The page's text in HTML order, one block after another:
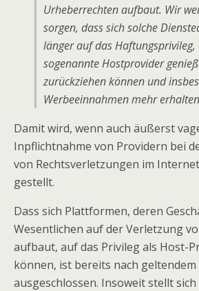
Urheberrechten aufbaut. Wir
sorgen, dass sich solche
länger auf das Haftungsprivileg,
sogenannte Hostprovider
zurückziehen können und
Werbeeinnahmen mehr
Damit wird, wenn auch äußerst
Inpflichtnahme von Providern bei
von Rechtsverletzungen im
gestellt.
Dass sich Plattformen, deren
Wesentlichen auf der Verletzung
aufbaut, auf das Privileg als Host-
können, ist bereits nach geltendem
ausgeschlossen. Insoweit stellt sich